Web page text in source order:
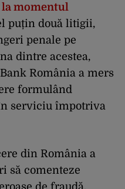
la momentul
puțin două litigii,
penale pe
dintre acestea,
România a mers
formulând
serviciu împotriva
din România a
să comenteze
de fraudă,